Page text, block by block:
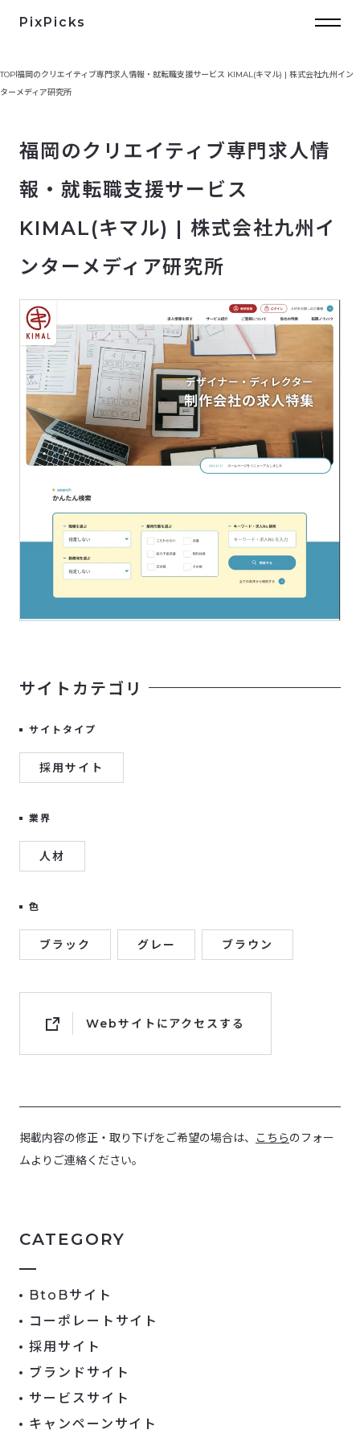
PixPicks
TOP福岡のクリエイティブ専門求人情報・就転職支援サービス KIMAL(キマル) | 株式会社九州イン
ターメディア研究所
福岡のクリエイティブ専門求人情
報・就転職支援サービス
KIMAL(キマル) | 株式会社九州イ
ンターメディア研究所
サイトカテゴリ
サイトタイプ
採用サイト
業界
人材
色
ブラック グレー ブラウン
Webサイトにアクセスする
掲載内容の修正・取り下げをご希望の場合は、 こちらのフォー
ムよりご連絡ください。
CATEGORY
BtoBサイト
コーポレートサイト
採用サイト
ブランドサイト
サービスサイト
キャンペーンサイト